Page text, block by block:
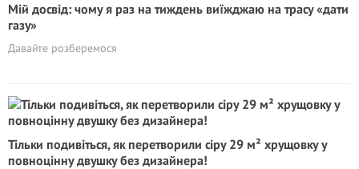
Мій досвід: чому я раз на тиждень виїжджаю на трасу «дати
газу»
Давайте розберемося
Тільки подивіться, як перетворили сіру 29 м² хрущовку у
повноцінну двушку без дизайнера!